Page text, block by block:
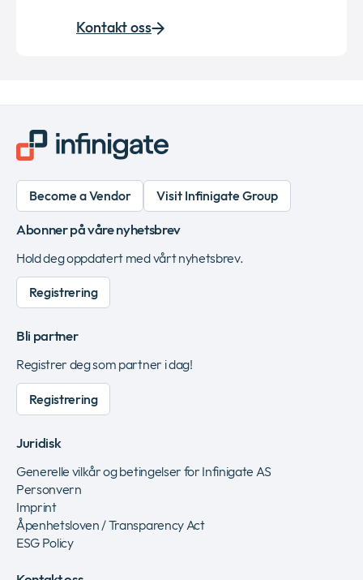
Kontakt oss
Become a Vendor Visit Infinigate Group
Abonner på våre nyhetsbrev
Hold deg oppdatert med vårt nyhetsbrev.
Registrering
Bli partner
Registrer deg som partner i dag!
Registrering
Juridisk
Generelle vilkår og betingelser for Infinigate AS
Personvern
Imprint
Åpenhetsloven / Transparency Act
ESG Policy